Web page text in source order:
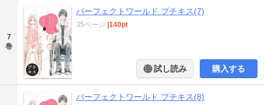
7
巻
パーフェクトワールド プチキス(7)
35ページ |140pt
試し読み 購入する
パーフェクトワールド プチキス(8)